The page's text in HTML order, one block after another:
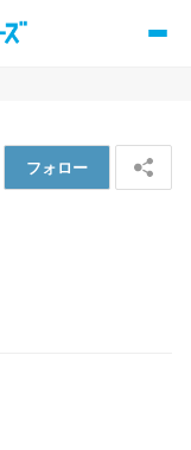
フォロー